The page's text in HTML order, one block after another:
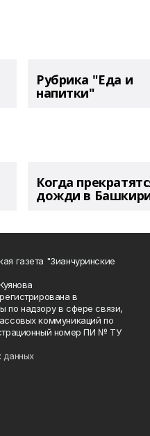
Рубрика "Еда и
напитки"
Когда
дожди в
газета "Зианчуринские
в
по надзору в сфере связи,
коммуникаций по
номер ПИ № ТУ
данных